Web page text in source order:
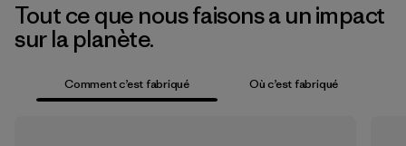
Tout ce que nous faisons a un impact
sur la planète.
Comment c’est fabriqué Où c’est fabriqué